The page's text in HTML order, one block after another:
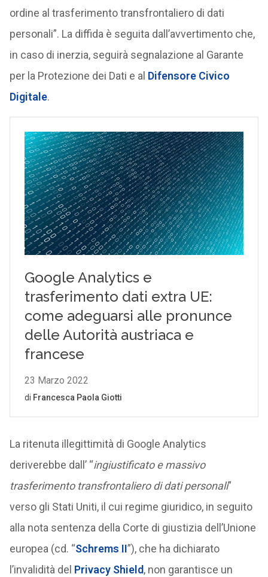
ordine al trasferimento transfrontaliero di dati
personali”. La diffida è seguita dall’avvertimento che,
in caso di inerzia, seguirà segnalazione al Garante
per la Protezione dei Dati e al Difensore Civico
Digitale.
La ritenuta illegittimità di Google Analytics
deriverebbe dall’ “ingiustificato e massivo
trasferimento transfrontaliero di dati personali”
verso gli Stati Uniti, il cui regime giuridico, in seguito
alla nota sentenza della Corte di giustizia dell’Unione
europea (cd. “Schrems II”), che ha dichiarato
l’invalidità del Privacy Shield, non garantisce un